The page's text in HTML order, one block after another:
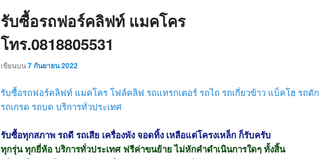
รับซื้อรถฟอร์คลิฟท์ แมคโคร
โทร.0818805531
เขียนบน7 กันยายน 2022
รับซื้อรถฟอร์คลิฟท์ แมคโคร โฟล์คลิฟ รถแทรกเตอร์ รถไถ รถเกี่ยวข้าว แบ็คโฮ รถตั
รถเกรด รถบด บริการทั่วประเทศ
รับซื้อทุกสภาพ รถดี รถเสีย เครื่องพัง จอดทิ้ง เหลือแต่โครงเหล็ก ก็รับครับ
ทุกรุ่น ทุกยี่ห้อ บริการทั่วประเทศ ฟรีค่าขนย้าย ไม่หักคำดำเนินการใดๆ ทั้งสิ้น